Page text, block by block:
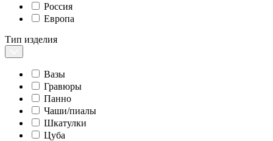
Россия
Европа
Тип изделия
Вазы
Гравюры
Панно
Чаши/пиалы
Шкатулки
Цуба